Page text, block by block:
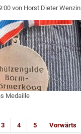
von Horst Dieter
Medaille
3 4 5 Vorwärts